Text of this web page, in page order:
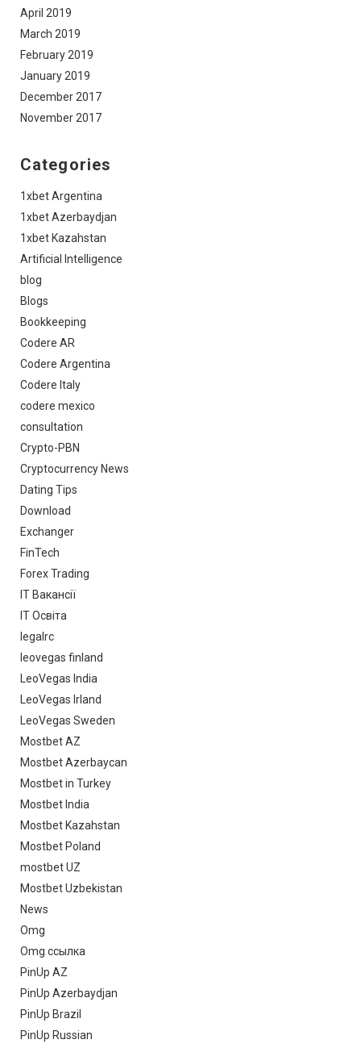
April 2019
March 2019
February 2019
January 2019
December 2017
November 2017
Categories
1xbet Argentina
1xbet Azerbaydjan
1xbet Kazahstan
Artificial Intelligence
blog
Blogs
Bookkeeping
Codere AR
Codere Argentina
Codere Italy
codere mexico
consultation
Crypto-PBN
Cryptocurrency News
Dating Tips
Download
Exchanger
FinTech
Forex Trading
IT Вакансії
IT Освіта
legalrc
leovegas finland
LeoVegas India
LeoVegas Irland
LeoVegas Sweden
Mostbet AZ
Mostbet Azerbaycan
Mostbet in Turkey
Mostbet India
Mostbet Kazahstan
Mostbet Poland
mostbet UZ
Mostbet Uzbekistan
News
Omg
Omg ссылка
PinUp AZ
PinUp Azerbaydjan
PinUp Brazil
PinUp Russian